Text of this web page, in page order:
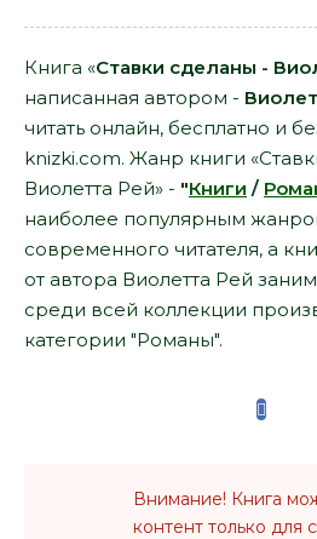
Книга «Ставки сделаны -
написанная автором -
читать онлайн, бесплатно и
knizki.com. Жанр книги
Виолетта Рей» - "Книги /
наиболее популярным
современного читателя, а
от автора Виолетта Рей
среди всей коллекции
категории "Романы".
Внимание! Книга
контент только для